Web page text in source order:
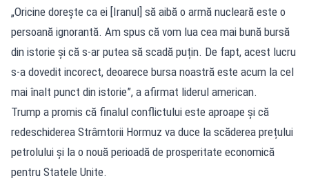
„Oricine dorește ca ei [Iranul] să aibă o armă nucleară este o
persoană ignorantă. Am spus că vom lua cea mai bună bursă
din istorie și că s-ar putea să scadă puțin. De fapt, acest lucru
s-a dovedit incorect, deoarece bursa noastră este acum la cel
mai înalt punct din istorie”, a afirmat liderul american.
Trump a promis că finalul conflictului este aproape și că
redeschiderea Strâmtorii Hormuz va duce la scăderea prețului
petrolului și la o nouă perioadă de prosperitate economică
pentru Statele Unite.